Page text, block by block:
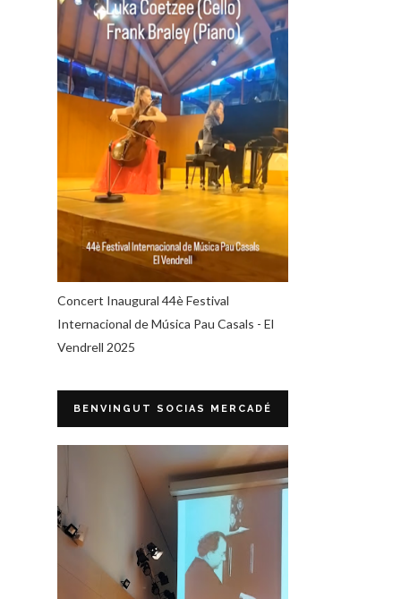
Concert Inaugural 44è Festival
Internacional de Música Pau Casals - El
Vendrell 2025
BENVINGUT SOCIAS MERCADÉ